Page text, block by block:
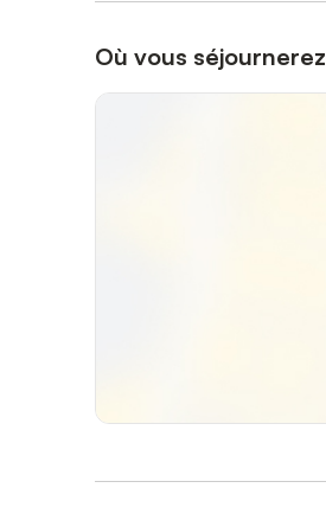
Où vous séjournerez